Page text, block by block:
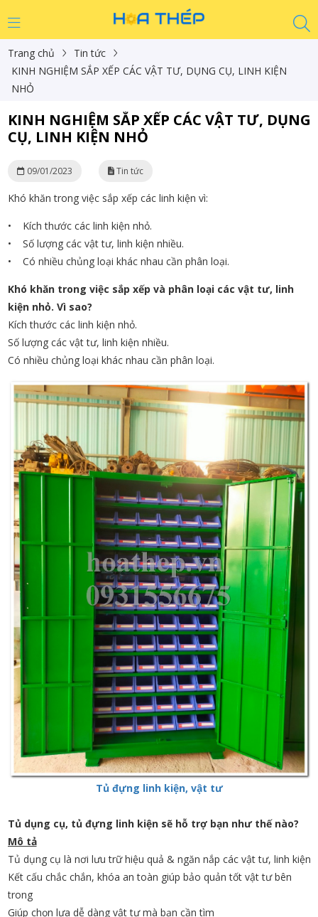
Trang chủ
Tin tức
KINH NGHIỆM SẮP XẾP CÁC VẬT TƯ, DỤNG CỤ, LINH KIỆN
NHỎ
KINH NGHIỆM SẮP XẾP CÁC VẬT TƯ, DỤNG
CỤ, LINH KIỆN NHỎ
09/01/2023 Tin tức
Khó khăn trong việc sắp xếp các linh kiện vì:
• Kích thước các linh kiện nhỏ.
• Số lượng các vật tư, linh kiện nhiều.
• Có nhiều chủng loại khác nhau cần phân loại.
Khó khăn trong việc sắp xếp và phân loại các vật tư, linh
kiện nhỏ. Vì sao?
Kích thước các linh kiện nhỏ.
Số lượng các vật tư, linh kiện nhiều.
Có nhiều chủng loại khác nhau cần phân loại.
Tủ đựng linh kiện, vật tư
Tủ dụng cụ, tủ đựng linh kiện sẽ hỗ trợ bạn như thế nào?
Mô tả
Tủ dụng cụ là nơi lưu trữ hiệu quả & ngăn nắp các vật tư, linh kiện
Kết cấu chắc chắn, khóa an toàn giúp bảo quản tốt vật tư bên
trong
Giúp chọn lựa dễ dàng vật tư mà bạn cần tìm